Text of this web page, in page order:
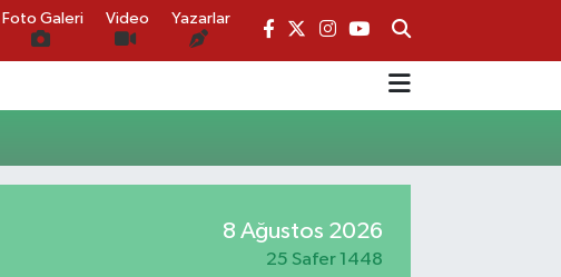
Foto Galeri Video Yazarlar
8 Ağustos 2026
25 Safer 1448